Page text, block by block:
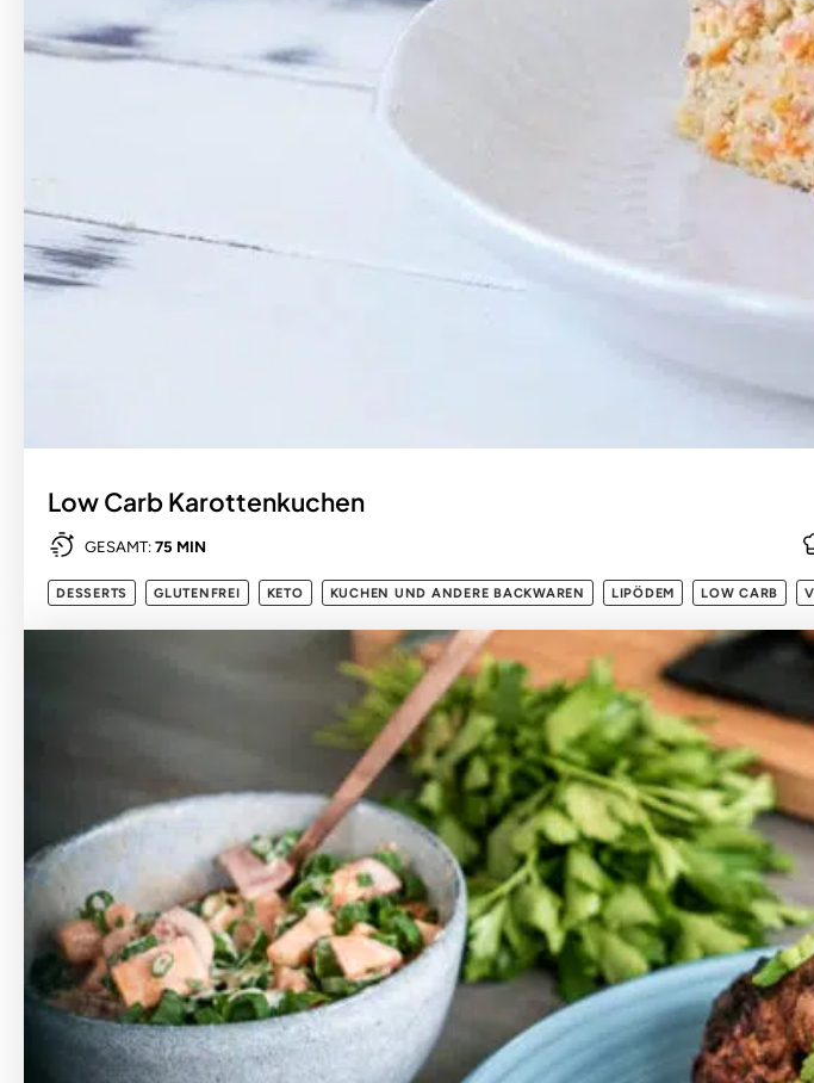
Low Carb Karottenkuchen
GESAMT: 75 MIN
DESSERTS GLUTENFREI KETO KUCHEN UND ANDERE BACKWAREN LIPÖDEM LOW CARB